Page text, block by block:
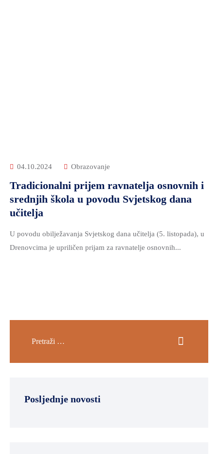
04.10.2024 Obrazovanje
Tradicionalni prijem ravnatelja osnovnih i
srednjih škola u povodu Svjetskog dana
učitelja
U povodu obilježavanja Svjetskog dana učitelja (5. listopada), u
Drenovcima je upriličen prijam za ravnatelje osnovnih...
Posljednje novosti